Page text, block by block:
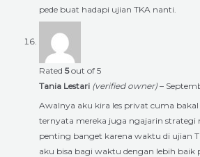
pede buat hadapi ujian TKA nanti.
Rated 5out of 5
Tania Lestari (verified owner) –
Awalnya aku kira les privat cuma
ternyata mereka juga ngajarin
penting banget karena waktu di ujian
aku bisa bagi waktu dengan lebih baik